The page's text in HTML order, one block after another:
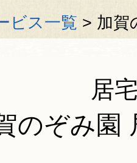
ビス一覧 > 加賀
居
のぞみ園